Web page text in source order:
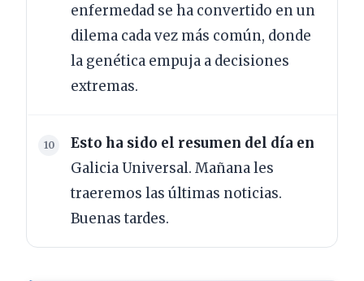
enfermedad se ha convertido en un
dilema cada vez más común, donde
la genética empuja a decisiones
extremas.
Esto ha sido el resumen del día en
Galicia Universal. Mañana les
traeremos las últimas noticias.
Buenas tardes.